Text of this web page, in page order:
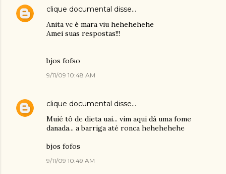
clique documental disse…
Anita vc é mara viu hehehehehe
Amei suas respostas!!!
bjos fofso
9/11/09 10:48 AM
clique documental disse…
Muié tô de dieta uai... vim aqui dá uma fome
danada... a barriga até ronca hehehehehe
bjos fofos
9/11/09 10:49 AM